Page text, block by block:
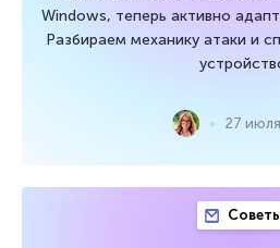
Windows, теперь активно
Разбираем механику атаки и
27